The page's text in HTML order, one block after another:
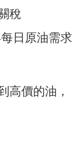
稅
日原油需求
高價的油，